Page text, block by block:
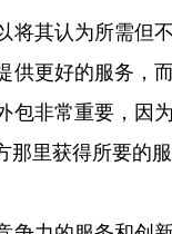
将其认为所需但
供更好的服务，
包非常重要，因
里获得所要的服